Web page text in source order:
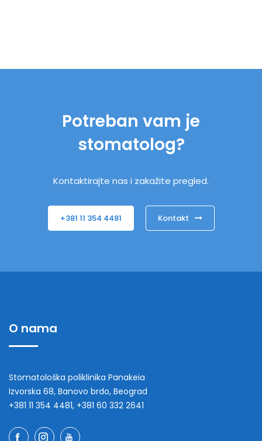
Potreban vam je
stomatolog?
Kontaktirajte nas i zakažite pregled.
+381 11 354 4481 Kontakt
O nama
Stomatološka poliklinika Panakeia
Izvorska 68, Banovo brdo, Beograd
+381 11 354 4481, +381 60 332 2641